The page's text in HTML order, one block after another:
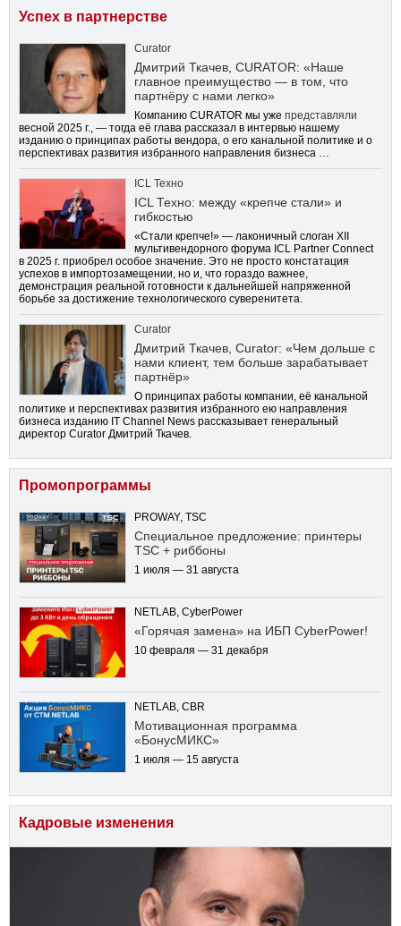
Успех в партнерстве
Curator
Дмитрий Ткачев, CURATOR: «Наше
главное преимущество — в том, что
партнёру с нами легко»
Компанию CURATOR мы уже представляли
весной 2025 г., — тогда её глава рассказал в интервью нашему
изданию о принципах работы вендора, о его канальной политике и о
перспективах развития избранного направления бизнеса …
ICL Техно
ICL Техно: между «крепче стали» и
гибкостью
«Стали крепче!» — лаконичный слоган XII
мультивендорного форума ICL Partner Connect
в 2025 г. приобрел особое значение. Это не просто констатация
успехов в импортозамещении, но и, что гораздо важнее,
демонстрация реальной готовности к дальнейшей напряженной
борьбе за достижение технологического суверенитета.
Curator
Дмитрий Ткачев, Curator: «Чем дольше с
нами клиент, тем больше зарабатывает
партнёр»
О принципах работы компании, её канальной
политике и перспективах развития избранного ею направления
бизнеса изданию IT Channel News рассказывает генеральный
директор Curator Дмитрий Ткачев.
Промопрограммы
PROWAY, TSC
Специальное предложение: принтеры
TSC + риббоны
1 июля — 31 августа
NETLAB, CyberPower
«Горячая замена» на ИБП CyberPower!
10 февраля — 31 декабря
NETLAB, CBR
Мотивационная программа
«БонусМИКС»
1 июля — 15 августа
Кадровые изменения